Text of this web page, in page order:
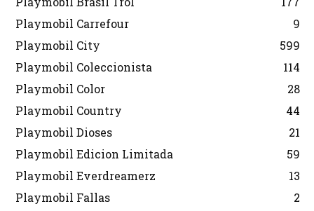
Playmobil Carrefour
9
Playmobil City
599
Playmobil Coleccionista
114
Playmobil Color
28
Playmobil Country
44
Playmobil Dioses
21
Playmobil Edicion Limitada
59
Playmobil Everdreamerz
13
Playmobil Fallas
2